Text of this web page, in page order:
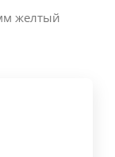
желтый